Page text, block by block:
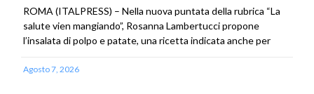
ROMA (ITALPRESS) – Nella nuova puntata della rubrica “La
salute vien mangiando”, Rosanna Lambertucci propone
l’insalata di polpo e patate, una ricetta indicata anche per
Agosto 7, 2026